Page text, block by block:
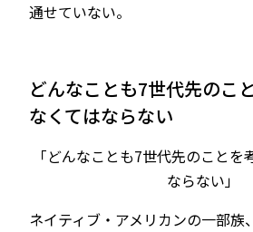
通せていない。
どんなことも7世代先のこ
なくてはならない
「どんなことも7世代先のことを
ならない」
ネイティブ・アメリカンの一部族